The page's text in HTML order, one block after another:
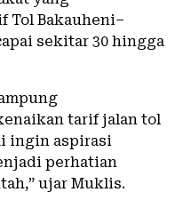
Tol Bakauheni–
sekitar 30 hingga
tarif jalan tol
ingin aspirasi
perhatian
ujar Muklis.